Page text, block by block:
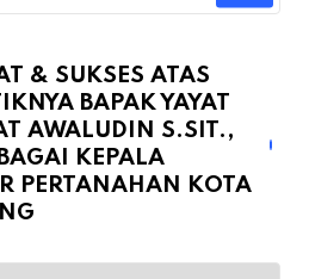
& SUKSES ATAS
BAPAK YAYAT
AWALUDIN S.SIT.,
KEPALA
PERTANAHAN KOTA